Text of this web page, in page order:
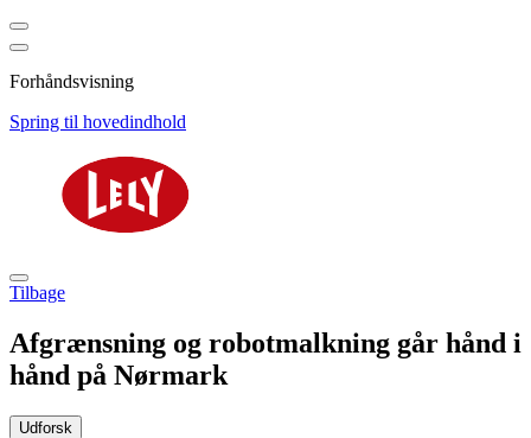
Forhåndsvisning
Spring til hovedindhold
Tilbage
Afgrænsning og robotmalkning går hånd i
hånd på Nørmark
Udforsk